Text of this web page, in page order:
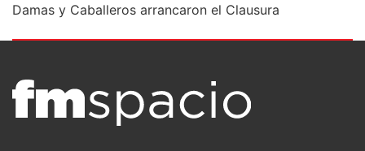
Damas y Caballeros arrancaron el Clausura